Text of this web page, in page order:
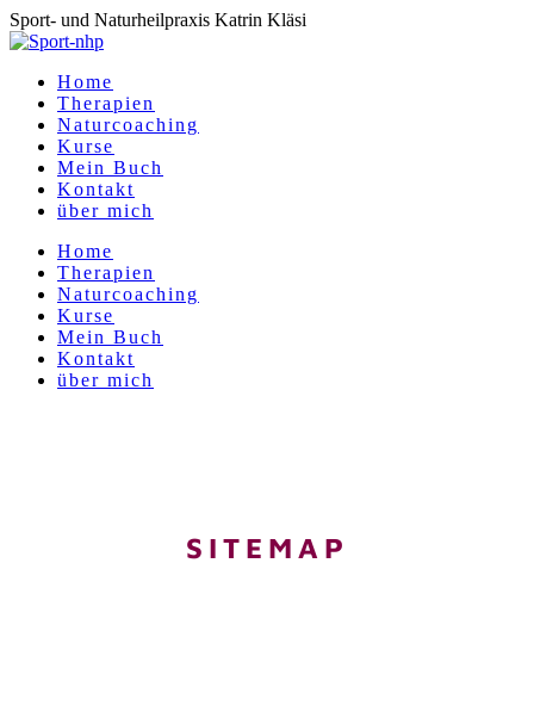
Sport- und Naturheilpraxis Katrin Kläsi
Home
Therapien
Naturcoaching
Kurse
Mein Buch
Kontakt
über mich
Home
Therapien
Naturcoaching
Kurse
Mein Buch
Kontakt
über mich
SITEMAP